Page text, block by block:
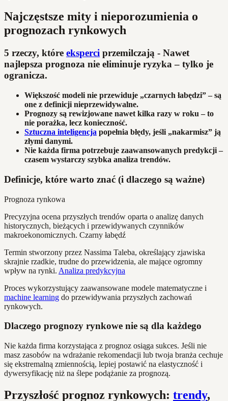
Najczęstsze mity i nieporozumienia o
prognozach rynkowych
5 rzeczy, które eksperci przemilczają - Nawet
najlepsza prognoza nie eliminuje ryzyka – tylko je
ogranicza.
Większość modeli nie przewiduje „czarnych łabędzi” – są
one z definicji nieprzewidywalne.
Prognozy są rewizjowane nawet kilka razy w roku – to
nie porażka, lecz konieczność.
Sztuczna inteligencja popełnia błędy, jeśli „nakarmisz” ją
złymi danymi.
Nie każda firma potrzebuje zaawansowanych predykcji –
czasem wystarczy szybka analiza trendów.
Definicje, które warto znać (i dlaczego są ważne)
Prognoza rynkowa
Precyzyjna ocena przyszłych trendów oparta o analizę danych
historycznych, bieżących i przewidywanych czynników
makroekonomicznych. Czarny łabędź
Termin stworzony przez Nassima Taleba, określający zjawiska
skrajnie rzadkie, trudne do przewidzenia, ale mające ogromny
wpływ na rynki. Analiza predykcyjna
Proces wykorzystujący zaawansowane modele matematyczne i
machine learning do przewidywania przyszłych zachowań
rynkowych.
Dlaczego prognozy rynkowe nie są dla każdego
Nie każda firma korzystająca z prognoz osiąga sukces. Jeśli nie
masz zasobów na wdrażanie rekomendacji lub twoja branża cechuje
się ekstremalną zmiennością, lepiej postawić na elastyczność i
dywersyfikację niż na ślepe podążanie za prognozą.
Przyszłość prognoz rynkowych: trendy,